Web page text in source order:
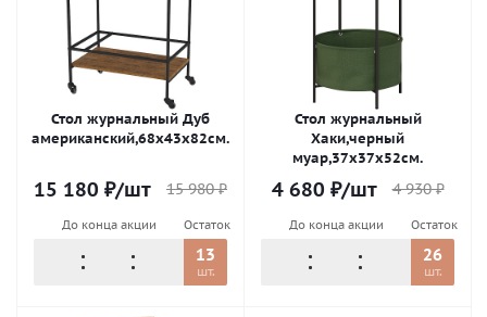
Стол журнальный Дуб
американский,68х43х82см.
15 180 ₽/шт 15 980₽
До конца акции Остаток
13
шт.
Стол журнальный
Хаки,черный
муар,37х37х52см.
4 680 ₽/шт 4 930₽
До конца акции Остаток
26
шт.